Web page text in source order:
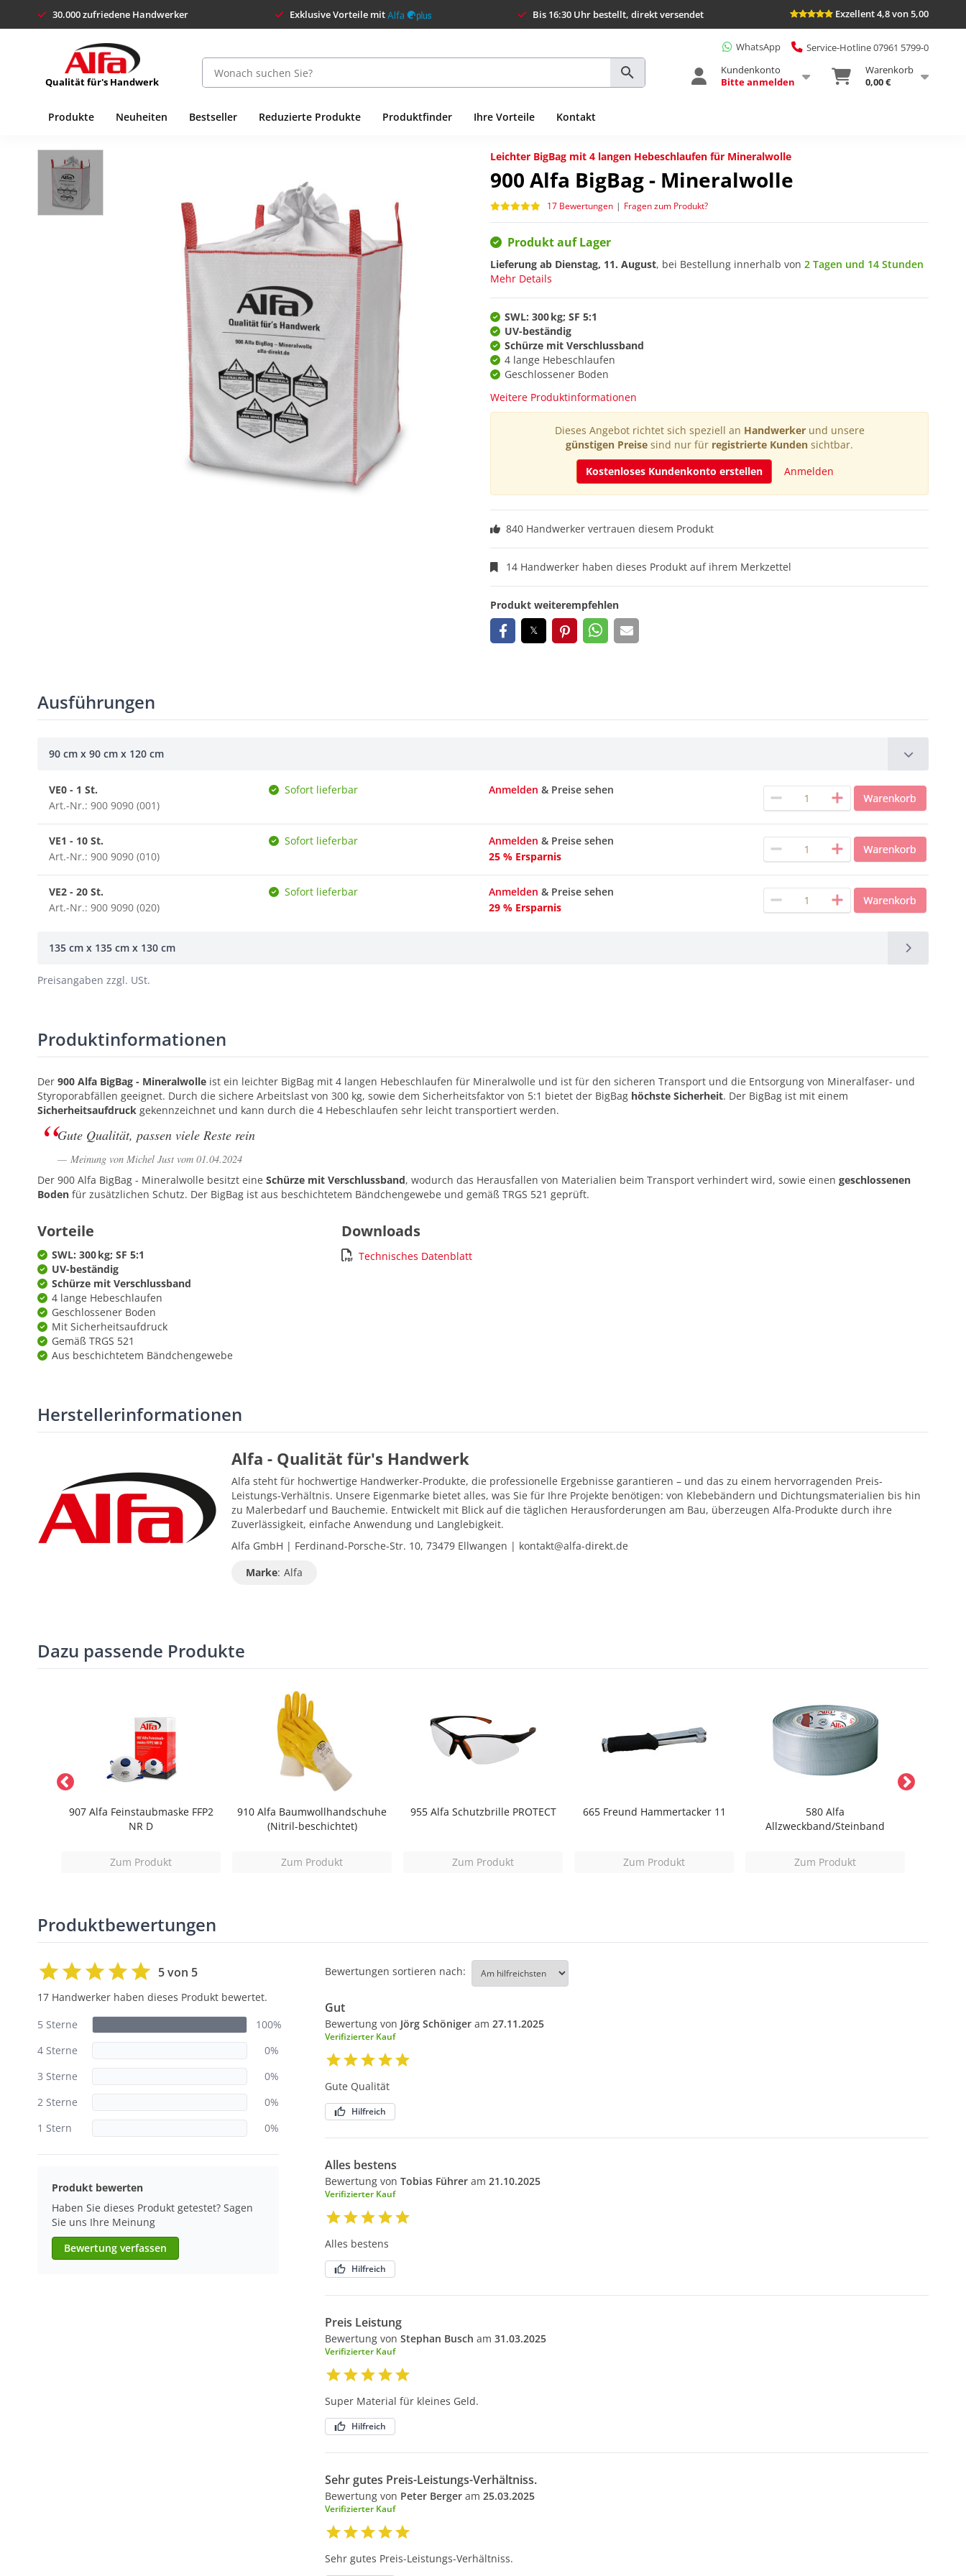
30.000 zufriedene Handwerker Exklusive Vorteile mit Bis 16:30 Uhr bestellt, direkt versendet Exzellent 4,8 von 5,00
Qualität für's Handwerk
WhatsApp
Service-Hotline 07961 5799-0
Kundenkonto
Bitte anmelden
Warenkorb
0,00 €
Produkte Neuheiten Bestseller Reduzierte Produkte Produktfinder Ihre Vorteile Kontakt
Leichter BigBag mit 4 langen Hebeschlaufen für Mineralwolle
900 Alfa BigBag - Mineralwolle
17 Bewertungen | Fragen zum Produkt?
Produkt auf Lager
Lieferung ab Dienstag, 11. August, bei Bestellung innerhalb von 2 Tagen und 14 Stunden
Mehr Details
SWL: 300 kg; SF 5:1
UV-beständig
Schürze mit Verschlussband
4 lange Hebeschlaufen
Geschlossener Boden
Weitere Produktinformationen
Dieses Angebot richtet sich speziell an Handwerkerund unsere
günstigen Preise sind nur für registrierte Kunden sichtbar.
Kostenloses Kundenkonto erstellen
Anmelden
840 Handwerker vertrauen diesem Produkt
14 Handwerker haben dieses Produkt auf ihrem Merkzettel
Produkt weiterempfehlen
Ausführungen
90 cm x 90 cm x 120 cm
VE0 - 1 St.
Art.-Nr.: 900 9090 (001)
Sofort lieferbar Anmelden & Preise sehen
VE1 - 10 St.
Art.-Nr.: 900 9090 (010)
Sofort lieferbar Anmelden & Preise sehen
25 % Ersparnis
VE2 - 20 St.
Art.-Nr.: 900 9090 (020)
Sofort lieferbar Anmelden & Preise sehen
29 % Ersparnis
135 cm x 135 cm x 130 cm
Preisangaben zzgl. USt.
Produktinformationen
Der 900 Alfa BigBag - Mineralwolle ist ein leichter BigBag mit 4 langen Hebeschlaufen für Mineralwolle und ist für den sicheren Transport und die Entsorgung von Mineralfaser- und
Styroporabfällen geeignet. Durch die sichere Arbeitslast von 300 kg, sowie dem Sicherheitsfaktor von 5:1 bietet der BigBag höchste Sicherheit. Der BigBag ist mit einem
Sicherheitsaufdruck gekennzeichnet und kann durch die 4 Hebeschlaufen sehr leicht transportiert werden.
Gute Qualität, passen viele Reste rein
Meinung von Michel Just vom 01.04.2024
Der 900 Alfa BigBag - Mineralwolle besitzt eine Schürze mit Verschlussband, wodurch das Herausfallen von Materialien beim Transport verhindert wird, sowie einen geschlossenen
Boden für zusätzlichen Schutz. Der BigBag ist aus beschichtetem Bändchengewebe und gemäß TRGS 521 geprüft.
Vorteile
SWL: 300 kg; SF 5:1
UV-beständig
Schürze mit Verschlussband
4 lange Hebeschlaufen
Geschlossener Boden
Mit Sicherheitsaufdruck
Gemäß TRGS 521
Aus beschichtetem Bändchengewebe
Downloads
Technisches Datenblatt
Herstellerinformationen
Alfa - Qualität für's Handwerk
Alfa steht für hochwertige Handwerker-Produkte, die professionelle Ergebnisse garantieren – und das zu einem hervorragenden Preis-
Leistungs-Verhältnis. Unsere Eigenmarke bietet alles, was Sie für Ihre Projekte benötigen: von Klebebändern und Dichtungsmaterialien bis hin
zu Malerbedarf und Bauchemie. Entwickelt mit Blick auf die täglichen Herausforderungen am Bau, überzeugen Alfa-Produkte durch ihre
Zuverlässigkeit, einfache Anwendung und Langlebigkeit.
Alfa GmbH | Ferdinand-Porsche-Str. 10, 73479 Ellwangen | kontakt@alfa-direkt.de
Marke: Alfa
Dazu passende Produkte
907 Alfa Feinstaubmaske FFP2
NR D
Zum Produkt
910 Alfa Baumwollhandschuhe
(Nitril-beschichtet)
Zum Produkt
955 Alfa Schutzbrille PROTECT
Zum Produkt
665 Freund Hammertacker 11
Zum Produkt
580 Alfa
Allzweckband/Steinband
Zum Produkt
Produktbewertungen
5 von 5
17 Handwerker haben dieses Produkt bewertet.
5 Sterne
100%
4 Sterne
0%
3 Sterne
0%
2 Sterne
0%
1 Stern
0%
Produkt bewerten
Haben Sie dieses Produkt getestet? Sagen
Sie uns Ihre Meinung
Bewertung verfassen
Bewertungen sortieren nach:
Gut
Bewertung von Jörg Schöniger am 27.11.2025
Verifizierter Kauf
Gute Qualität
Hilfreich
Alles bestens
Bewertung von Tobias Führer am 21.10.2025
Verifizierter Kauf
Alles bestens
Hilfreich
Preis Leistung
Bewertung von Stephan Busch am 31.03.2025
Verifizierter Kauf
Super Material für kleines Geld.
Hilfreich
Sehr gutes Preis-Leistungs-Verhältniss.
Bewertung von Peter Berger am 25.03.2025
Verifizierter Kauf
Sehr gutes Preis-Leistungs-Verhältniss.